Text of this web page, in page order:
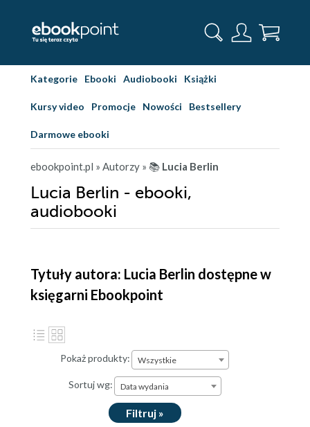
Kategorie Ebooki Audiobooki Książki
Kursy video Promocje Nowości Bestsellery
Darmowe ebooki
ebookpoint.pl » Autorzy » 📚 Lucia Berlin
Lucia Berlin - ebooki,
audiobooki
Tytuły autora: Lucia Berlin dostępne w
księgarni Ebookpoint
Pokaż produkty: Wszystkie
Sortuj wg: Data wydania
Filtruj »